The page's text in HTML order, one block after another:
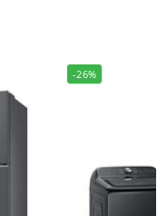
-26%